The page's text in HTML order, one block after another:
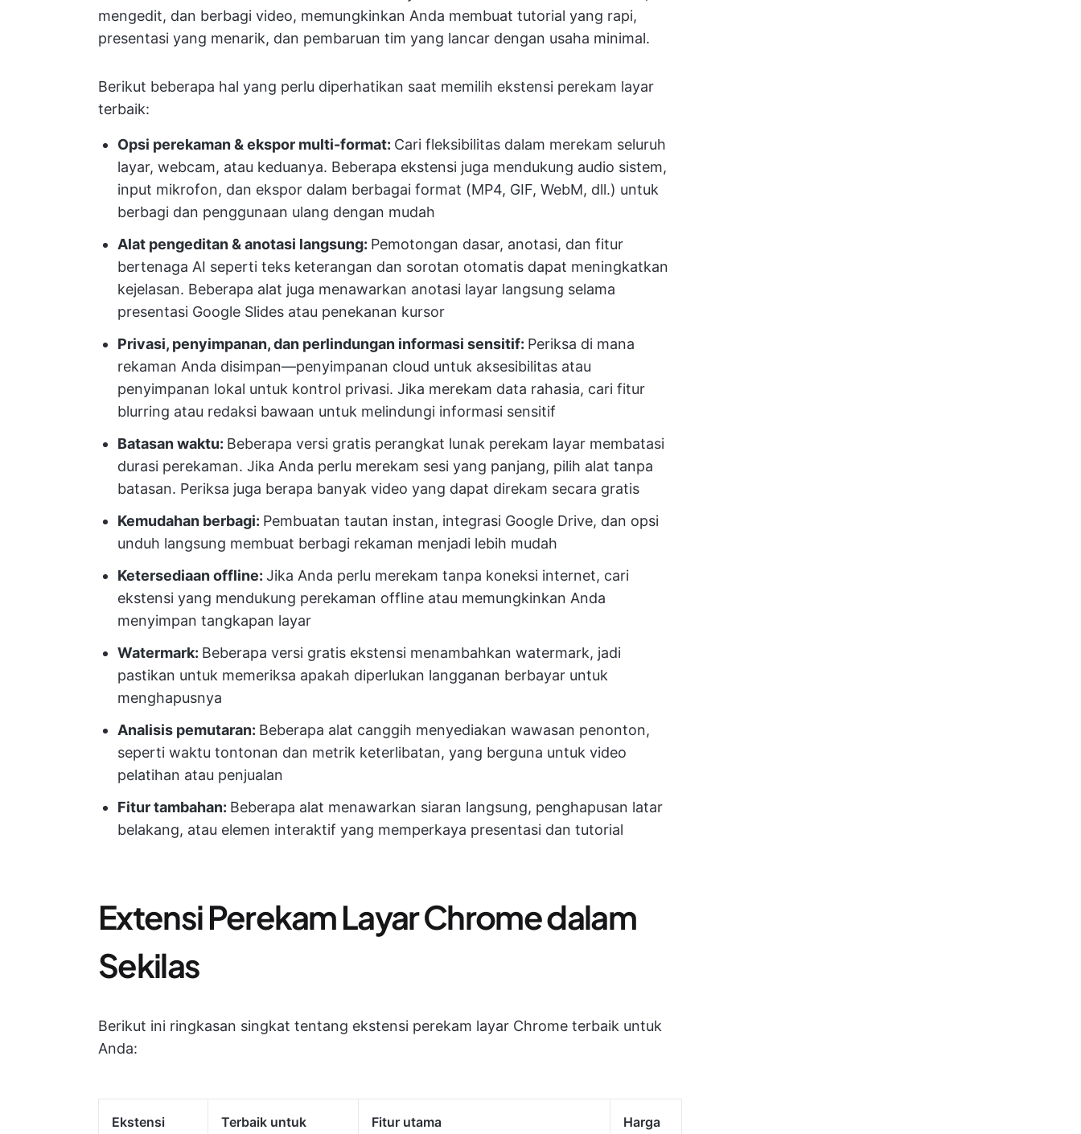
mengedit, dan berbagi video, memungkinkan Anda membuat tutorial yang rapi,
presentasi yang menarik, dan pembaruan tim yang lancar dengan usaha minimal.
Berikut beberapa hal yang perlu diperhatikan saat memilih ekstensi perekam layar
terbaik:
Opsi perekaman & ekspor multi-format: Cari fleksibilitas dalam merekam seluruh
layar, webcam, atau keduanya. Beberapa ekstensi juga mendukung audio sistem,
input mikrofon, dan ekspor dalam berbagai format (MP4, GIF, WebM, dll.) untuk
berbagi dan penggunaan ulang dengan mudah
Alat pengeditan & anotasi langsung: Pemotongan dasar, anotasi, dan fitur
bertenaga AI seperti teks keterangan dan sorotan otomatis dapat meningkatkan
kejelasan. Beberapa alat juga menawarkan anotasi layar langsung selama
presentasi Google Slides atau penekanan kursor
Privasi, penyimpanan, dan perlindungan informasi sensitif: Periksa di mana
rekaman Anda disimpan—penyimpanan cloud untuk aksesibilitas atau
penyimpanan lokal untuk kontrol privasi. Jika merekam data rahasia, cari fitur
blurring atau redaksi bawaan untuk melindungi informasi sensitif
Batasan waktu: Beberapa versi gratis perangkat lunak perekam layar membatasi
durasi perekaman. Jika Anda perlu merekam sesi yang panjang, pilih alat tanpa
batasan. Periksa juga berapa banyak video yang dapat direkam secara gratis
Kemudahan berbagi: Pembuatan tautan instan, integrasi Google Drive, dan opsi
unduh langsung membuat berbagi rekaman menjadi lebih mudah
Ketersediaan offline: Jika Anda perlu merekam tanpa koneksi internet, cari
ekstensi yang mendukung perekaman offline atau memungkinkan Anda
menyimpan tangkapan layar
Watermark: Beberapa versi gratis ekstensi menambahkan watermark, jadi
pastikan untuk memeriksa apakah diperlukan langganan berbayar untuk
menghapusnya
Analisis pemutaran: Beberapa alat canggih menyediakan wawasan penonton,
seperti waktu tontonan dan metrik keterlibatan, yang berguna untuk video
pelatihan atau penjualan
Fitur tambahan: Beberapa alat menawarkan siaran langsung, penghapusan latar
belakang, atau elemen interaktif yang memperkaya presentasi dan tutorial
Extensi Perekam Layar Chrome dalam
Sekilas
Berikut ini ringkasan singkat tentang ekstensi perekam layar Chrome terbaik untuk
Anda:
Ekstensi Terbaik untuk Fitur utama Harga